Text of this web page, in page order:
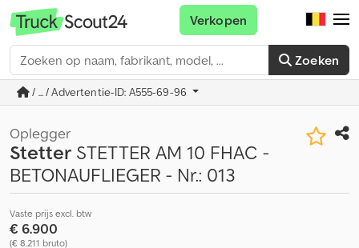
Zoeken
Verkopen
/ ... / Advertentie-ID: A555-69-96
Oplegger
Stetter STETTER AM 10 FHAC -
BETONAUFLIEGER - Nr.: 013
Vaste prijs excl. btw
€ 6.900
(€ 8.211 bruto)